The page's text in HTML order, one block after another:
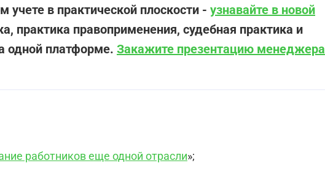
учете в практической плоскости - узнавайте в новой
практика правоприменения, судебная практика и
одной платформе. Закажите презентацию менеджера
работников еще одной отрасли»;